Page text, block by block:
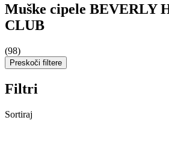
Muške cipele BEVERLY
CLUB
(98)
Preskoči filtere
Filtri
Sortiraj